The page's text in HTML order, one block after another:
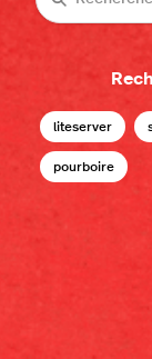
liteserver
pourboire